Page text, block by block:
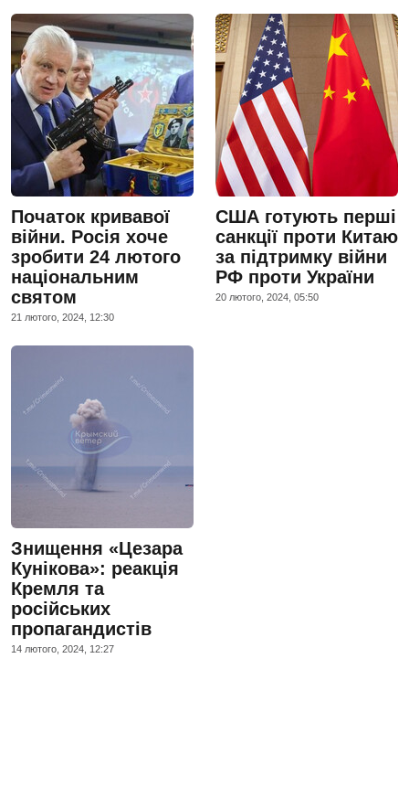
Початок кривавої
війни. Росія хоче
зробити 24 лютого
національним
святом
21 лютого, 2024, 12:30
США готують перші
санкції проти Китаю
за підтримку війни
РФ проти України
20 лютого, 2024, 05:50
Знищення «Цезара
Кунікова»: реакція
Кремля та
російських
пропагандистів
14 лютого, 2024, 12:27